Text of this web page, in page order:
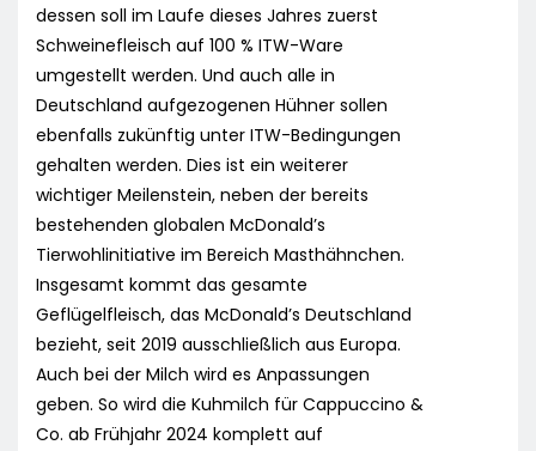
dessen soll im Laufe dieses Jahres zuerst
Schweinefleisch auf 100 % ITW-Ware
umgestellt werden. Und auch alle in
Deutschland aufgezogenen Hühner sollen
ebenfalls zukünftig unter ITW-Bedingungen
gehalten werden. Dies ist ein weiterer
wichtiger Meilenstein, neben der bereits
bestehenden globalen McDonald’s
Tierwohlinitiative im Bereich Masthähnchen.
Insgesamt kommt das gesamte
Geflügelfleisch, das McDonald’s Deutschland
bezieht, seit 2019 ausschließlich aus Europa.
Auch bei der Milch wird es Anpassungen
geben. So wird die Kuhmilch für Cappuccino &
Co. ab Frühjahr 2024 komplett auf